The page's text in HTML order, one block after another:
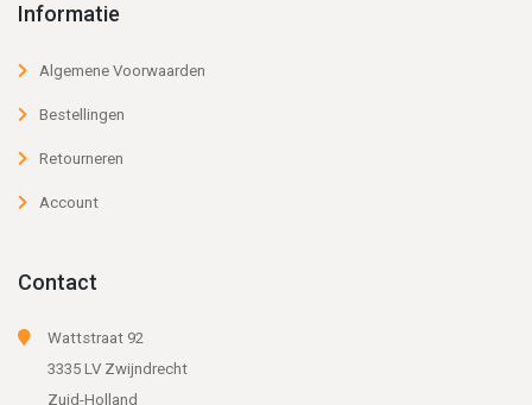
Informatie
Algemene Voorwaarden
Bestellingen
Retourneren
Account
Contact
Wattstraat 92
3335 LV Zwijndrecht
Zuid-Holland